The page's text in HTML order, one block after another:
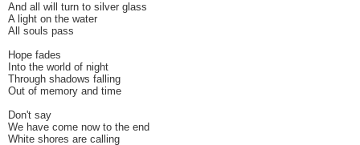
And all will turn to silver glass
A light on the water
All souls pass
Hope fades
Into the world of night
Through shadows falling
Out of memory and time
Don't say
We have come now to the end
White shores are calling